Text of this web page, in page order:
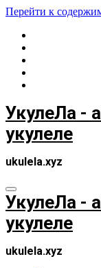
Перейти к
УкулеЛа -
укулеле
ukulela.xyz
УкулеЛа -
укулеле
ukulela.xyz